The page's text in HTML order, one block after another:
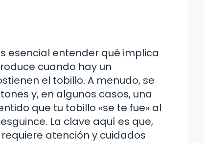
esencial entender qué implica
cuando hay un
el tobillo. A menudo, se
y, en algunos casos, una
que tu tobillo «se te fue» al
La clave aquí es que,
atención y cuidados